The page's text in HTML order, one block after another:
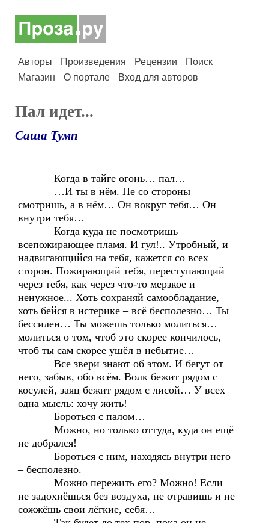
Авторы Произведения Рецензии
Поиск
Магазин
О портале Вход для авторов
Пал идет...
Саша Тумп
Когда в тайге огонь… пал…
…И ты в нём. Не со стороны
смотришь, а в нём… Он вокруг тебя… Он
внутри тебя…
Когда куда не посмотришь –
всепожирающее пламя. И гул!.. Утробный, и
надвигающийся на тебя, кажется со всех
сторон. Пожирающий тебя, переступающий
через тебя, как через что-то мерзкое и
ненужное... Хоть сохраняй самообладание,
хоть бейся в истерике – всё бесполезно… Ты
бессилен… Ты можешь только молиться…
молиться о том, чтоб это скорее кончилось,
чтоб ты сам скорее ушёл в небытие…
Все звери знают об этом. И бегут от
него, забыв, обо всём. Волк бежит рядом с
косулей, заяц бежит рядом с лисой… У всех
одна мысль: хочу жить!
Бороться с палом…
Можно, но только оттуда, куда он ещё
не добрался!
Бороться с ним, находясь внутри него
– бесполезно.
Можно пережить его? Можно! Если
не задохнёшься без воздуха, не отравишь и не
сожжёшь свои лёгкие, себя…